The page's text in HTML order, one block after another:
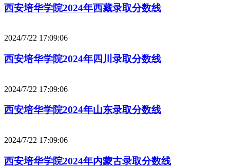
西安培华学院2024年西藏录取分数线
2024/7/22 17:09:06
西安培华学院2024年四川录取分数线
2024/7/22 17:09:06
西安培华学院2024年山东录取分数线
2024/7/22 17:09:06
西安培华学院2024年内蒙古录取分数线